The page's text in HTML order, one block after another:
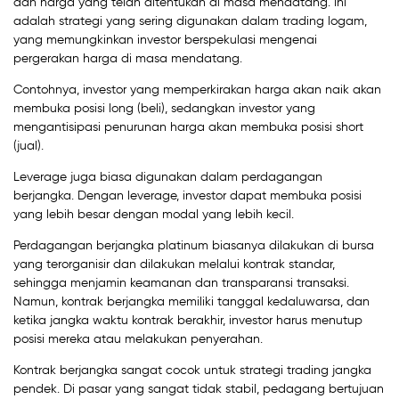
adalah strategi yang sering digunakan dalam trading logam,
yang memungkinkan investor berspekulasi mengenai
pergerakan harga di masa mendatang.
Contohnya, investor yang memperkirakan harga akan naik akan
membuka posisi long (beli), sedangkan investor yang
mengantisipasi penurunan harga akan membuka posisi short
(jual).
Leverage juga biasa digunakan dalam perdagangan
berjangka. Dengan leverage, investor dapat membuka posisi
yang lebih besar dengan modal yang lebih kecil.
Perdagangan berjangka platinum biasanya dilakukan di bursa
yang terorganisir dan dilakukan melalui kontrak standar,
sehingga menjamin keamanan dan transparansi transaksi.
Namun, kontrak berjangka memiliki tanggal kedaluwarsa, dan
ketika jangka waktu kontrak berakhir, investor harus menutup
posisi mereka atau melakukan penyerahan.
Kontrak berjangka sangat cocok untuk strategi trading jangka
pendek. Di pasar yang sangat tidak stabil, pedagang bertujuan